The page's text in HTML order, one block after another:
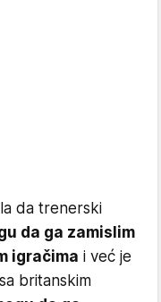
da trenerski
da ga zamislim
igračima i već je
britanskim